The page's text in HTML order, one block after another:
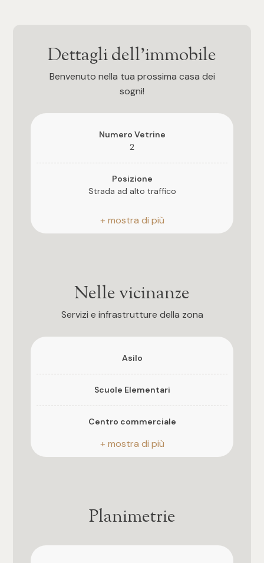
Dettagli dell'immobile
Benvenuto nella tua prossima casa dei
sogni!
Numero Vetrine
2
Posizione
Strada ad alto traffico
Bagni
a Norma
Finiture interne
Qualità contesto
Nelle vicinanze
Servizi e infrastrutture della zona
Asilo
Scuole Elementari
Centro commerciale
Planimetrie
5+
Bagni
5+
Camere